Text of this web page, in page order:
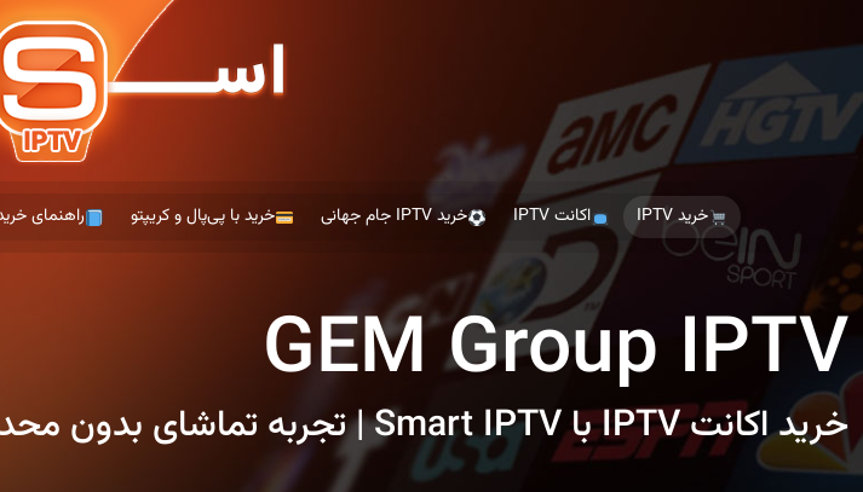
to
content
خرید IPTV اکانت IPTV خرید IPTV جام جهانی خرید با پی‌پال و کریپتو راهنمای
GEM Group IPTV
خرید اکانت IPTV با Smart IPTV | تجربه تماشای بدون محدودیت